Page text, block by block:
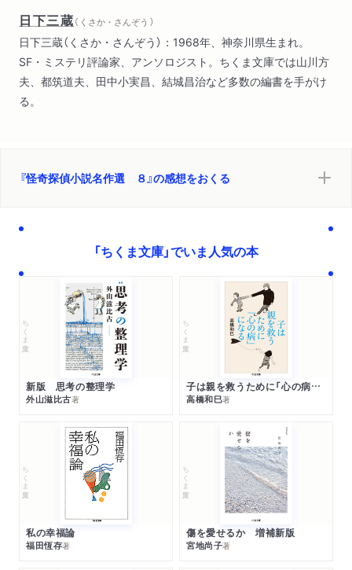
日下三蔵（ くさか・さんぞう ）
日下三蔵（くさか・さんぞう）：1968年、神奈川県生まれ。
SF・ミステリ評論家、アンソロジスト。ちくま文庫では山川方
夫、都筑道夫、田中小実昌、結城昌治など多数の編書を手がけ
る。
『怪奇探偵小説名作選 ８』の感想をおくる
「ちくま文庫」でいま人気の本
ちくま文庫
新版 思考の整理学
外山滋比古著
ちくま文庫
子は親を救うために「心の病」になる
高橋和巳著
ちくま文庫
私の幸福論
福田恆存著
ちくま文庫
傷を愛せるか 増補新版
宮地尚子著